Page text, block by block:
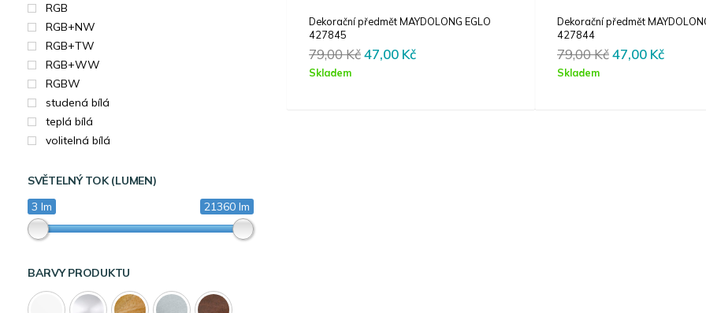
RGB
RGB+NW
RGB+TW
RGB+WW
RGBW
studená bílá
teplá bílá
volitelná bílá
SVĚTELNÝ TOK (LUMEN)
3 lm
21360 lm
BARVY PRODUKTU
Dekorační předmět MAYDOLONG EGLO
427845
79,00KčOriginal
47,00 KčCurrent
Skladem
Dekorační předmět
427844
79,00KčOriginal
47,00 KčCurrent
Skladem